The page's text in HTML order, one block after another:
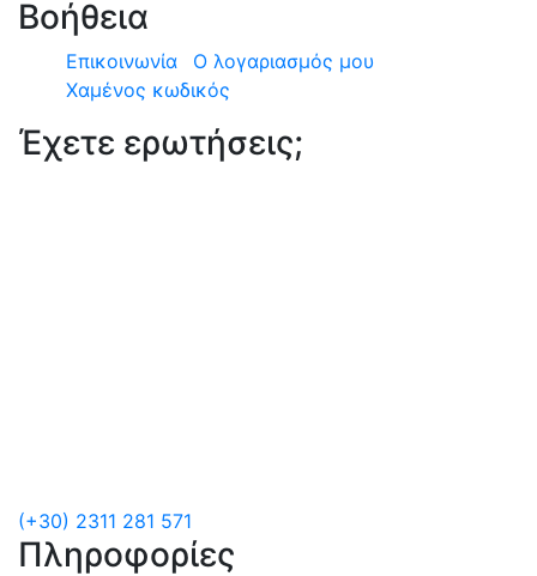
Βοήθεια
Επικοινωνία
Ο λογαριασμός μου
Χαμένος κωδικός
Έχετε ερωτήσεις;
(+30) 2311 281 571
Πληροφορίες